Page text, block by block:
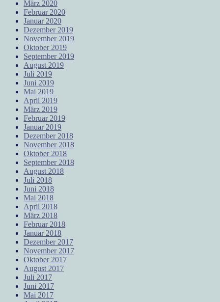
März 2020
Februar 2020
Januar 2020
Dezember 2019
November 2019
Oktober 2019
September 2019
August 2019
Juli 2019
Juni 2019
Mai 2019
April 2019
März 2019
Februar 2019
Januar 2019
Dezember 2018
November 2018
Oktober 2018
September 2018
August 2018
Juli 2018
Juni 2018
Mai 2018
April 2018
März 2018
Februar 2018
Januar 2018
Dezember 2017
November 2017
Oktober 2017
August 2017
Juli 2017
Juni 2017
Mai 2017